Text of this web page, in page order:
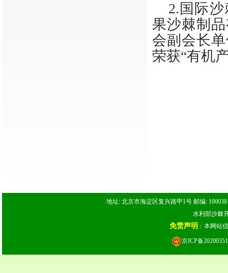
2. 国际
果沙棘制
会副会长
荣获“有机
地址: 北京市海淀区复兴路甲1号 邮编:
水利部沙棘
免责声明 ：本网站
京ICP备